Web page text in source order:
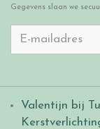
Gegevens slaan we
Valentijn bij